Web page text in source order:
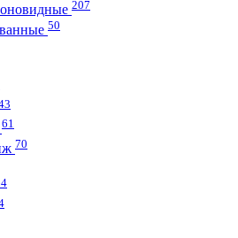
207
50
61
70